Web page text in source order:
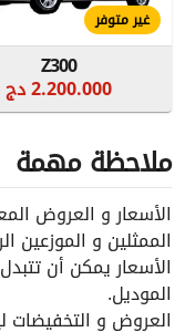
غير متوفر
Z300
2.200.000 دج
ملاحظة مهمة
الأسعار و العروض
الممثلين و الموزعين
الأسعار يمكن أن
الموديل.
العروض و التخفيضات